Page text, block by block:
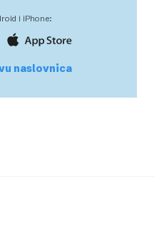
i iPhone:
naslovnica